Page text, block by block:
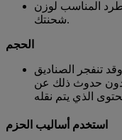
المناسب لوزن
شحنتك.
الحجم
تنفجر الصناديق
دون حدوث ذلك عن
استخدم أساليب الحزم